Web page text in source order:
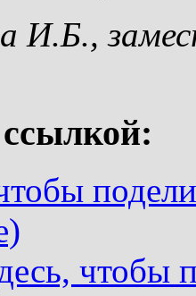
И.Б.,
чтобы